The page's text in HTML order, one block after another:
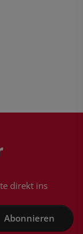
direkt ins
Abonnieren